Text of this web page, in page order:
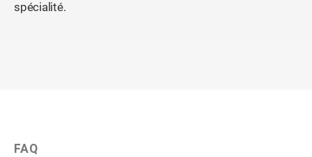
spécialité.
FAQ